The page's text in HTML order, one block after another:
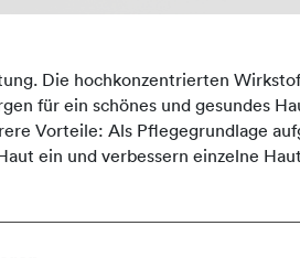
Die hochkonzentrierten
für ein schönes und gesundes
Vorteile: Als Pflegegrundlage
ein und verbessern einzelne